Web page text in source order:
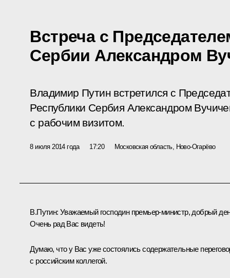
Встреча с
Сербии Александром
Владимир Путин встретился с
Республики Сербия Александром
с рабочим визитом.
8 июля 2014 года 17:20 Московская область, Ново-Огарёво
В.Путин: Уважаемый господин премьер-министр, добрый
Очень рад Вас видеть!
Думаю, что у Вас уже состоялись содержательные
с российским коллегой.